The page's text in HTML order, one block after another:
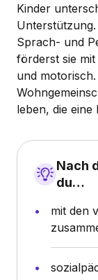
Kinder
Sprach- und
förderst sie mit
und
leben, die eine
Nach
du…
mit den